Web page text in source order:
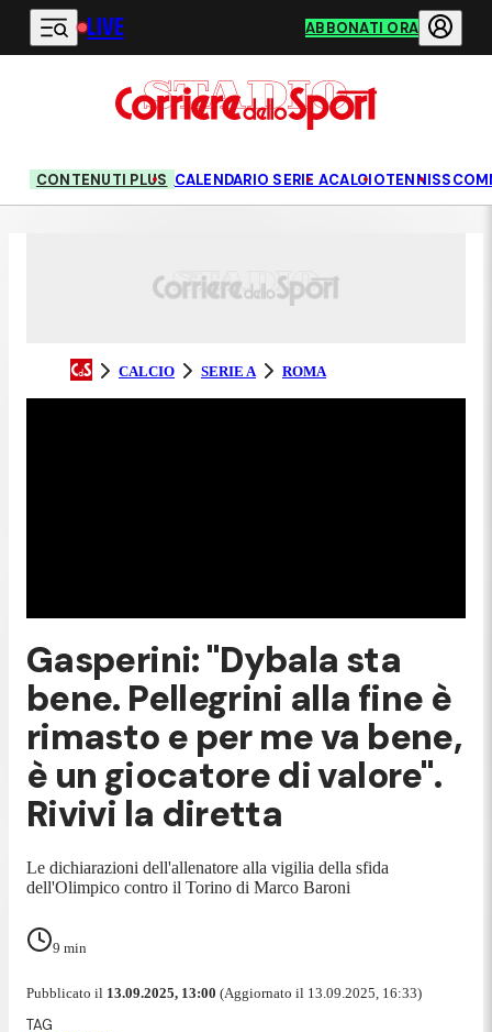
Vai al contenuto principale
LIVE ABBONATI ORA
CONTENUTI PLUS CALENDARIO SERIE ACALCIOTENNIS
CALCIO SERIE A ROMA
Gasperini: "Dybala sta
bene. Pellegrini alla fine è
rimasto e per me va bene,
è un giocatore di valore".
Rivivi la diretta
Le dichiarazioni dell'allenatore alla vigilia della sfida
dell'Olimpico contro il Torino di Marco Baroni
9 min
Pubblicato il 13.09.2025, 13:00 (Aggiornato il 13.09.2025, 16:33)